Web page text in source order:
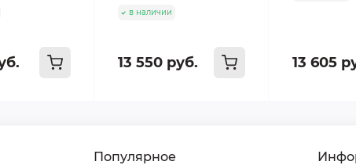
в наличии
13 550 руб. 13 605
Популярное